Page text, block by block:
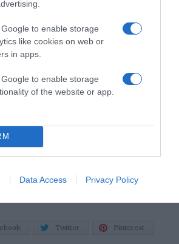
to enable storage
like cookies on web or
in apps.
to enable storage
of the website or app.
Data Access Privacy Policy
folyamatosan frissülnek a kaposvári
oldal egyszerre több forrásból
így teljes és naprakész képet
Ez azt jelenti, hogy nem
külön böngészni: egyetlen keresés
értesítési funkció segítségével
és azonnal értesülhetsz a friss
rutinodba, és következetesen figyelni
nap. A helyi munkaerőpiac
a jó pozíciók gyorsan betöltődnek,
versenyelőnyt jelent.
Twitter Pinterest